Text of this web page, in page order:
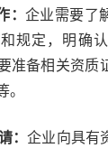
：企业需要了
规定，明确
准备相关资质
：企业向具有